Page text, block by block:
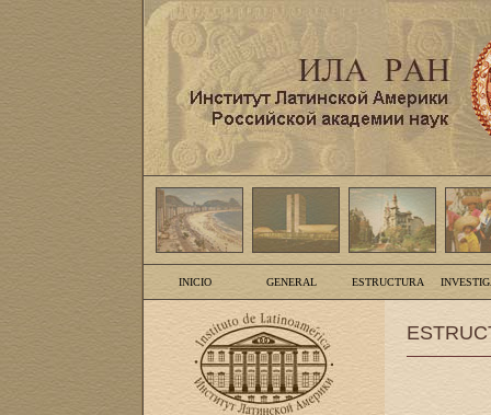
INICIO GENERAL ESTRUCTURA